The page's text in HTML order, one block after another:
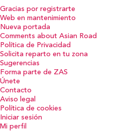
Gracias por registrarte
Web en mantenimiento
Nueva portada
Comments about Asian Road
Política de Privacidad
Solicita reparto en tu zona
Sugerencias
Forma parte de ZAS
Únete
Contacto
Aviso legal
Política de cookies
Iniciar sesión
Mi perfil